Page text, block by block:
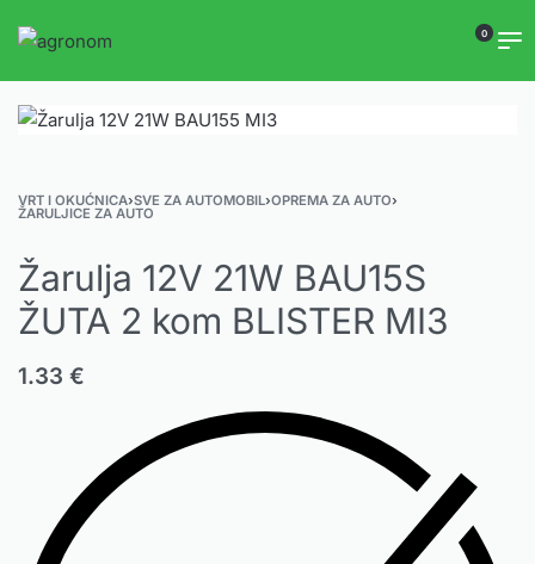
0
VRT I OKUĆNICA›SVE ZA AUTOMOBIL›OPREMA ZA AUTO›
ŽARULJICE ZA AUTO
Žarulja 12V 21W BAU15S
ŽUTA 2 kom BLISTER MI3
1.33 €